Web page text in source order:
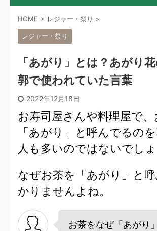
HOME > レジャー・祭り >
レジャー・祭り
「あがり」とは？あがり
郭で使われていた言葉
2022年12月18日
お寿司屋さんや料理屋で、
「あがり」と呼んでるの
人も多いのではないでしょ
なぜお茶を「あがり」と
かりませんよね。
お茶をなぜ「あがり